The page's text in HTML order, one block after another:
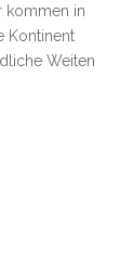
kommen in
Kontinent
Weiten